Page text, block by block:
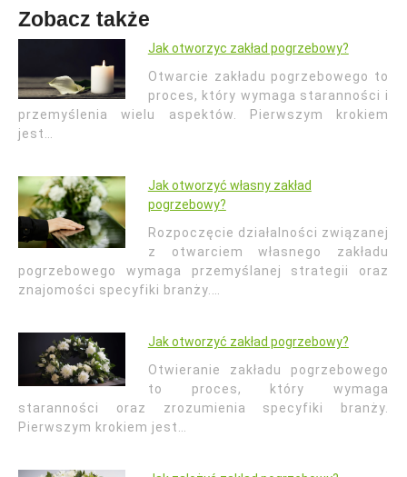
Zobacz także
Jak otworzyc zakład pogrzebowy?
Otwarcie zakładu pogrzebowego to
proces, który wymaga staranności i
przemyślenia wielu aspektów. Pierwszym krokiem
jest…
Jak otworzyć własny zakład
pogrzebowy?
Rozpoczęcie działalności związanej
z otwarciem własnego zakładu
pogrzebowego wymaga przemyślanej strategii oraz
znajomości specyfiki branży.…
Jak otworzyć zakład pogrzebowy?
Otwieranie zakładu pogrzebowego
to proces, który wymaga
staranności oraz zrozumienia specyfiki branży.
Pierwszym krokiem jest…